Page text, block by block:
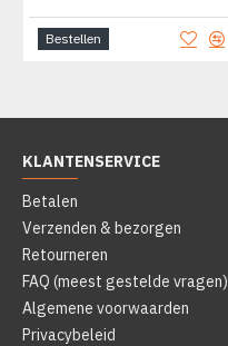
Bestellen
KLANTENSERVICE
Betalen
Verzenden & bezorgen
Retourneren
FAQ (meest gestelde vragen)
Algemene voorwaarden
Privacybeleid